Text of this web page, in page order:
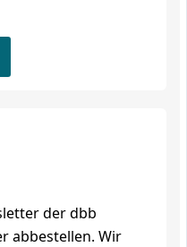
der dbb
abbestellen. Wir